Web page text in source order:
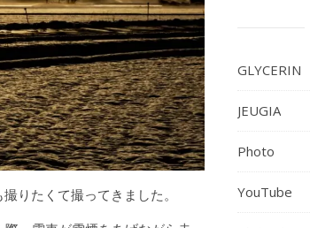
りたくて撮ってきました。
GLYCERIN
JEUGIA
Photo
YouTube